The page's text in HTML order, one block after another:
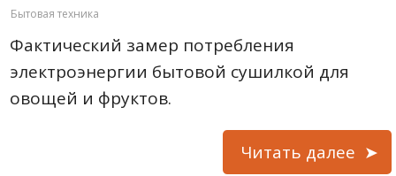
Бытовая техника
Фактический замер потребления
электроэнергии бытовой сушилкой для
овощей и фруктов.
Читать далее